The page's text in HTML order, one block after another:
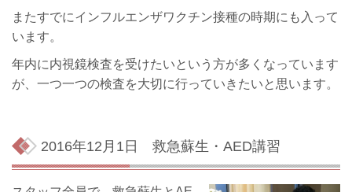
またすでにインフルエンザワクチン接種の時期にも入って
います。
年内に内視鏡検査を受けたいという方が多くなっています
が、一つ一つの検査を大切に行っていきたいと思います。
2016年12月1日 救急蘇生・AED講習